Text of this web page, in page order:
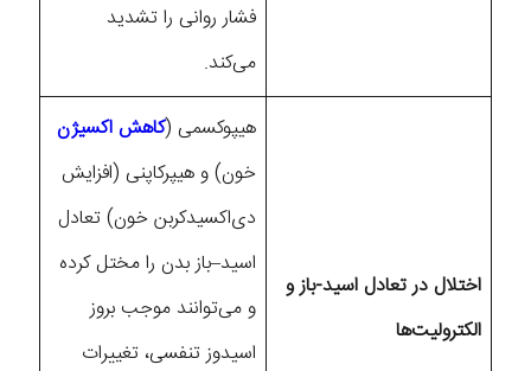
فشار روانی را تشدید
می‌کند.
اختلال در تعادل اسید-باز و
الکترولیت‌ها
هیپوکسمی (کاهش اکسیژن
خون) و هیپرکاپنی (افزایش
دی‌اکسیدکربن خون) تعادل
اسید–باز بدن را مختل کرده
و می‌توانند موجب بروز
اسیدوز تنفسی، تغییرات